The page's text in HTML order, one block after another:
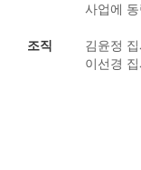
사업에 동
조직 김윤정
이선경